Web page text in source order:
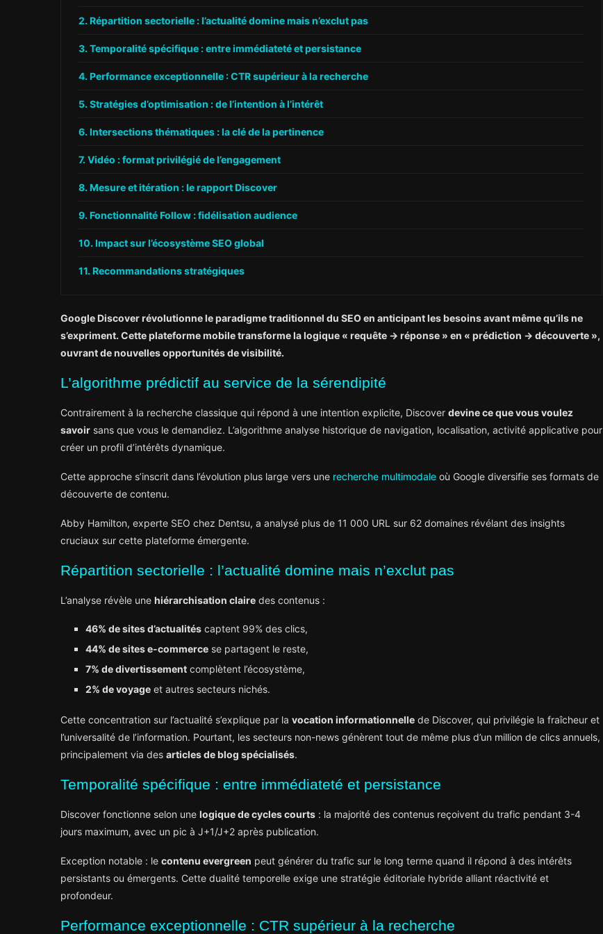
Répartition sectorielle : l’actualité domine mais n’exclut pas
Temporalité spécifique : entre immédiateté et persistance
Performance exceptionnelle : CTR supérieur à la recherche
Stratégies d’optimisation : de l’intention à l’intérêt
Intersections thématiques : la clé de la pertinence
Vidéo : format privilégié de l’engagement
Mesure et itération : le rapport Discover
Fonctionnalité Follow : fidélisation audience
Impact sur l’écosystème SEO global
Recommandations stratégiques
Google Discover révolutionne le paradigme traditionnel du SEO en anticipant les besoins avant même qu’ils ne
s’expriment. Cette plateforme mobile transforme la logique « requête → réponse » en « prédiction → découverte »,
ouvrant de nouvelles opportunités de visibilité.
L’algorithme prédictif au service de la sérendipité
Contrairement à la recherche classique qui répond à une intention explicite, Discover devine ce que vous voulez
savoir sans que vous le demandiez. L’algorithme analyse historique de navigation, localisation, activité applicative pour
créer un profil d’intérêts dynamique.
Cette approche s’inscrit dans l’évolution plus large vers une recherche multimodale où Google diversifie ses formats de
découverte de contenu.
Abby Hamilton, experte SEO chez Dentsu, a analysé plus de 11 000 URL sur 62 domaines révélant des insights
cruciaux sur cette plateforme émergente.
Répartition sectorielle : l’actualité domine mais n’exclut pas
L’analyse révèle une hiérarchisation claire des contenus :
46% de sites d’actualités captent 99% des clics,
44% de sites e-commerce se partagent le reste,
7% de divertissement complètent l’écosystème,
2% de voyage et autres secteurs nichés.
Cette concentration sur l’actualité s’explique par la vocation informationnelle de Discover, qui privilégie la fraîcheur et
l’universalité de l’information. Pourtant, les secteurs non-news génèrent tout de même plus d’un million de clics annuels,
principalement via des articles de blog spécialisés.
Temporalité spécifique : entre immédiateté et persistance
Discover fonctionne selon une logique de cycles courts : la majorité des contenus reçoivent du trafic pendant 3-4
jours maximum, avec un pic à J+1/J+2 après publication.
Exception notable : le contenu evergreen peut générer du trafic sur le long terme quand il répond à des intérêts
persistants ou émergents. Cette dualité temporelle exige une stratégie éditoriale hybride alliant réactivité et
profondeur.
Performance exceptionnelle : CTR supérieur à la recherche